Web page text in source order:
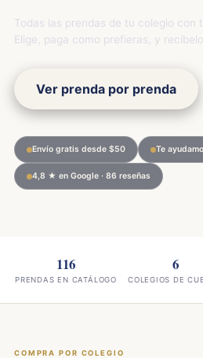
Todas las prendas de tu colegio con
Elige, paga como prefieras, y
Ver prenda por prenda
Envío gratis desde $50 Te
4,8 ★ en Google · 86 reseñas
116
PRENDAS EN CATÁLOGO
6
COLEGIOS DE
COMPRA POR COLEGIO